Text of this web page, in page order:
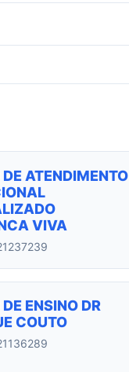
ATENDIMENTO
VIVA
ENSINO DR
COUTO